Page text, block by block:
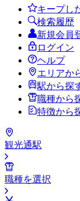
キープし
検索履歴
新規会員
ログイン
ヘルプ
エリアか
駅から探
職種から
特徴から
観光通駅
職種を選択